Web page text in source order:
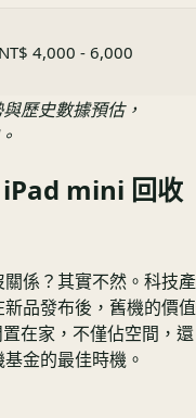
NT$ 4,000 - 6,000
歷史數據預估，
iPad mini 回收
係？其實不然。科技產
品發布後，舊機的價值
在家，不僅佔空間，還
金的最佳時機。